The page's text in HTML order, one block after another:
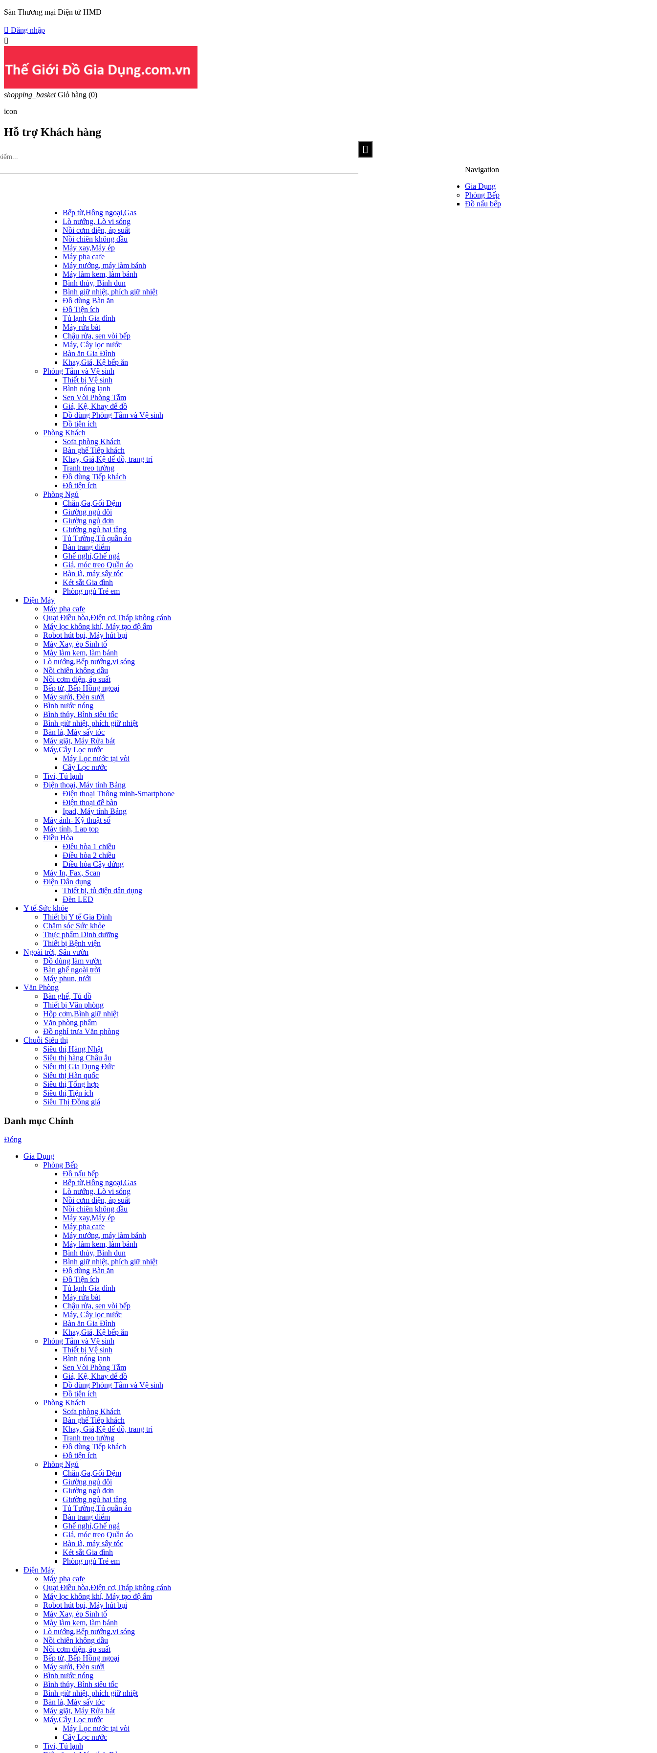
Sàn Thương mại Điện tử HMD
 Đăng nhập

shopping_basket Giỏ hàng (0)
icon
Hỗ trợ Khách hàng
Hotline: 09317.456.44
Navigation
Gia Dụng
Phòng Bếp
Đồ nấu bếp
Bếp từ,Hồng ngoại,Gas
Lò nướng, Lò vi sóng
Nồi cơm điện, áp suất
Nồi chiên không dầu
Máy xay,Máy ép
Máy pha cafe
Máy nướng, máy làm bánh
Máy làm kem, làm bánh
Bình thủy, Bình đun
Bình giữ nhiệt, phích giữ nhiệt
Đồ dùng Bàn ăn
Đồ Tiện ích
Tủ lạnh Gia đình
Máy rửa bát
Chậu rửa, sen vòi bếp
Máy, Cây lọc nước
Bàn ăn Gia Đình
Khay,Giá, Kệ bếp ăn
Phòng Tắm và Vệ sinh
Thiết bị Vệ sinh
Bình nóng lạnh
Sen Vòi Phòng Tắm
Giá, Kệ, Khay để đồ
Đồ dùng Phòng Tắm và Vệ sinh
Đồ tiện ích
Phòng Khách
Sofa phòng Khách
Bàn ghế Tiếp khách
Khay, Giá,Kệ để đồ, trang trí
Tranh treo tường
Đồ dùng Tiếp khách
Đồ tiện ích
Phòng Ngủ
Chăn,Ga,Gối Đệm
Giường ngủ đôi
Giường ngủ đơn
Giường ngủ hai tầng
Tủ Tường,Tủ quần áo
Bàn trang điểm
Ghế nghỉ,Ghế ngả
Giá, móc treo Quần áo
Bàn là, máy sấy tóc
Két sắt Gia đình
Phòng ngủ Trẻ em
Điện Máy
Máy pha cafe
Quạt Điều hòa,Điện cơ,Tháp không cánh
Máy lọc không khí, Máy tạo độ ẩm
Robot hút bụi, Máy hút bụi
Máy Xay, ép Sinh tố
Mày làm kem, làm bánh
Lò nướng,Bếp nướng,vi sóng
Nồi chiên không dầu
Nồi cơm điện, áp suất
Bếp từ, Bếp Hồng ngoại
Máy sưởi, Đèn sưởi
Bình nước nóng
Bình thủy, Bình siêu tốc
Bình giữ nhiệt, phích giữ nhiệt
Bàn là, Máy sấy tóc
Máy giặt, Máy Rửa bát
Máy,Cây Lọc nước
Máy Lọc nước tại vòi
Cây Lọc nước
Tivi, Tủ lạnh
Điện thoại, Máy tính Bảng
Điện thoại Thông minh-Smartphone
Điện thoại để bàn
Ipad, Máy tính Bảng
Máy ảnh- Kỹ thuật số
Máy tính, Lap top
Điều Hòa
Điều hòa 1 chiều
Điều hòa 2 chiều
Điều hòa Cây đứng
Máy In, Fax, Scan
Điện Dân dụng
Thiết bị, tủ điện dân dụng
Đèn LED
Y tế-Sức khỏe
Thiết bị Y tế Gia Đình
Chăm sóc Sức khỏe
Thực phẩm Dinh dưỡng
Thiết bị Bệnh viện
Ngoài trời, Sân vườn
Đồ dùng làm vườn
Bàn ghế ngoài trời
Máy phun, tưới
Văn Phòng
Bàn ghế, Tủ đồ
Thiết bị Văn phòng
Hộp cơm,Bình giữ nhiệt
Văn phòng phẩm
Đồ nghỉ trưa Văn phòng
Chuỗi Siêu thị
Siêu thị Hàng Nhật
Siêu thị hàng Châu âu
Siêu thị Gia Dụng Đức
Siêu thị Hàn quốc
Siêu thị Tổng hợp
Siêu thị Tiện ích
Siêu Thị Đồng giá
Danh mục Chính
Đóng
Gia Dụng
Phòng Bếp
Đồ nấu bếp
Bếp từ,Hồng ngoại,Gas
Lò nướng, Lò vi sóng
Nồi cơm điện, áp suất
Nồi chiên không dầu
Máy xay,Máy ép
Máy pha cafe
Máy nướng, máy làm bánh
Máy làm kem, làm bánh
Bình thủy, Bình đun
Bình giữ nhiệt, phích giữ nhiệt
Đồ dùng Bàn ăn
Đồ Tiện ích
Tủ lạnh Gia đình
Máy rửa bát
Chậu rửa, sen vòi bếp
Máy, Cây lọc nước
Bàn ăn Gia Đình
Khay,Giá, Kệ bếp ăn
Phòng Tắm và Vệ sinh
Thiết bị Vệ sinh
Bình nóng lạnh
Sen Vòi Phòng Tắm
Giá, Kệ, Khay để đồ
Đồ dùng Phòng Tắm và Vệ sinh
Đồ tiện ích
Phòng Khách
Sofa phòng Khách
Bàn ghế Tiếp khách
Khay, Giá,Kệ để đồ, trang trí
Tranh treo tường
Đồ dùng Tiếp khách
Đồ tiện ích
Phòng Ngủ
Chăn,Ga,Gối Đệm
Giường ngủ đôi
Giường ngủ đơn
Giường ngủ hai tầng
Tủ Tường,Tủ quần áo
Bàn trang điểm
Ghế nghỉ,Ghế ngả
Giá, móc treo Quần áo
Bàn là, máy sấy tóc
Két sắt Gia đình
Phòng ngủ Trẻ em
Điện Máy
Máy pha cafe
Quạt Điều hòa,Điện cơ,Tháp không cánh
Máy lọc không khí, Máy tạo độ ẩm
Robot hút bụi, Máy hút bụi
Máy Xay, ép Sinh tố
Mày làm kem, làm bánh
Lò nướng,Bếp nướng,vi sóng
Nồi chiên không dầu
Nồi cơm điện, áp suất
Bếp từ, Bếp Hồng ngoại
Máy sưởi, Đèn sưởi
Bình nước nóng
Bình thủy, Bình siêu tốc
Bình giữ nhiệt, phích giữ nhiệt
Bàn là, Máy sấy tóc
Máy giặt, Máy Rửa bát
Máy,Cây Lọc nước
Máy Lọc nước tại vòi
Cây Lọc nước
Tivi, Tủ lạnh